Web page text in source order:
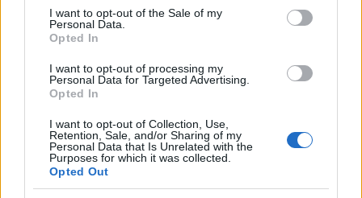
consent section.
I want to opt-out of the Sale of my
Personal Data.
Opted In
I want to opt-out of processing my
Personal Data for Targeted Advertising.
Opted In
I want to opt-out of Collection, Use,
Retention, Sale, and/or Sharing of my
Personal Data that Is Unrelated with the
Purposes for which it was collected.
Opted Out